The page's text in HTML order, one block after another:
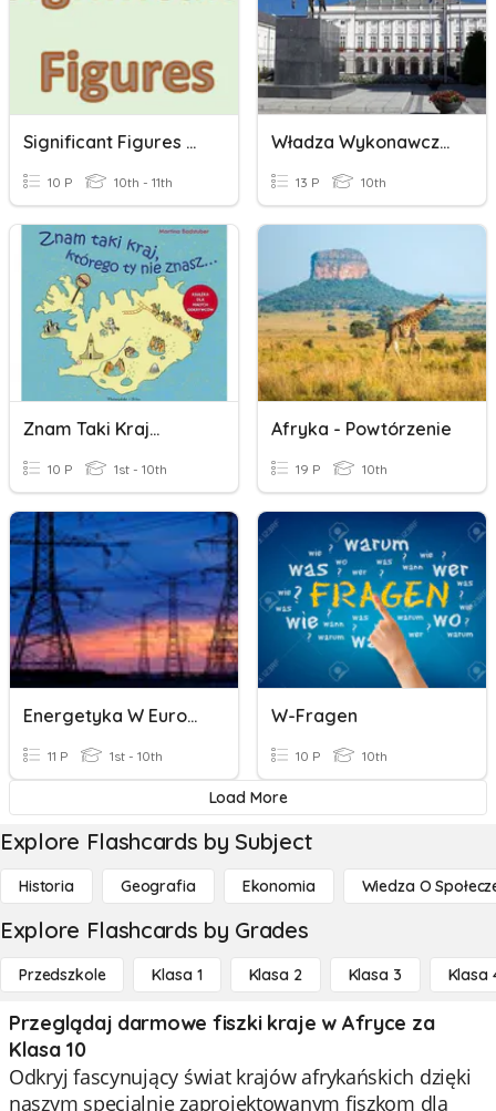
Significant Figures W Calculations
10 P 10th - 11th
Władza Wykonawcza W RP
13 P 10th
Znam Taki Kraj...
10 P 1st - 10th
Afryka - Powtórzenie
19 P 10th
Energetyka W Europie
11 P 1st - 10th
W-Fragen
10 P 10th
Load More
Explore Flashcards by Subject
Historia Geografia Ekonomia Wiedza O
Explore Flashcards by Grades
Przedszkole Klasa 1 Klasa 2 Klasa 3 Klasa
Przeglądaj darmowe fiszki kraje w Afryce za
Klasa 10
Odkryj fascynujący świat krajów afrykańskich dzięki
naszym specjalnie zaprojektowanym fiszkom dla